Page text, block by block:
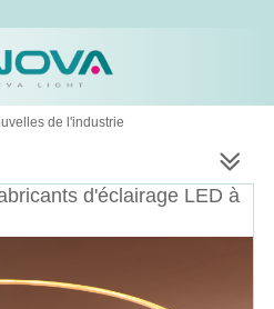
de l'industrie
d'éclairage LED à